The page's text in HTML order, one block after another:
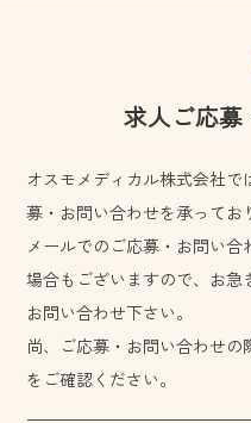
求人ご応募
オスモメディカル株式会社
募・お問い合わせを承ってお
メールでのご応募・お問い
場合もございますので、お急
お問い合わせ下さい。
尚、ご応募・お問い合わせ
をご確認ください。